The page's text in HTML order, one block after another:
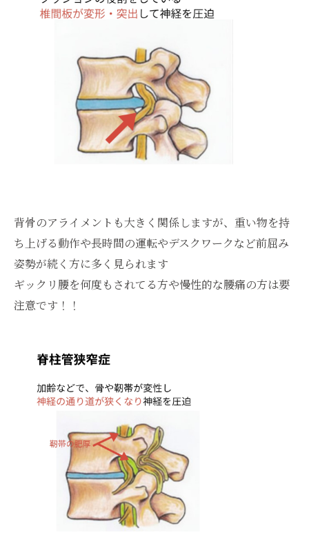
背骨のアライメントも大きく関係しますが、重い物を持
ち上げる動作や長時間の運転やデスクワークなど前屈み
姿勢が続く方に多く見られます
ギックリ腰を何度もされてる方や慢性的な腰痛の方は要
注意です！！